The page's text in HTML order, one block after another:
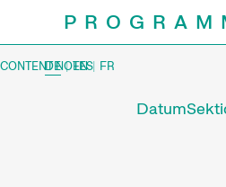
CONTENT NOTES
DE | EN | FR
Datum